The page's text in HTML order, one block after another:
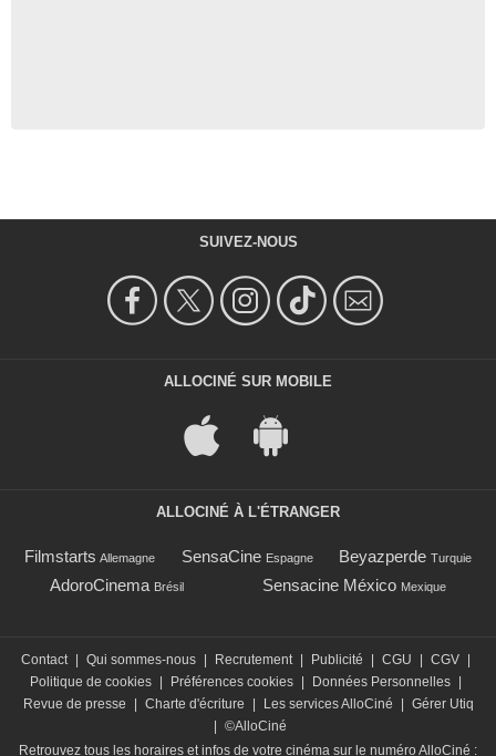
SUIVEZ-NOUS
ALLOCINÉ SUR MOBILE
ALLOCINÉ À L'ÉTRANGER
Filmstarts Allemagne SensaCine Espagne Beyazperde Turquie
AdoroCinema Brésil Sensacine México Mexique
Contact Qui sommes-nous Recrutement Publicité CGU CGV
Politique de cookies
Préférences cookies Données Personnelles
Revue de presse
Charte d'écriture Les services AlloCiné
Gérer Utiq
©AlloCiné
Retrouvez tous les horaires et infos de votre cinéma sur le numéro AlloCiné :